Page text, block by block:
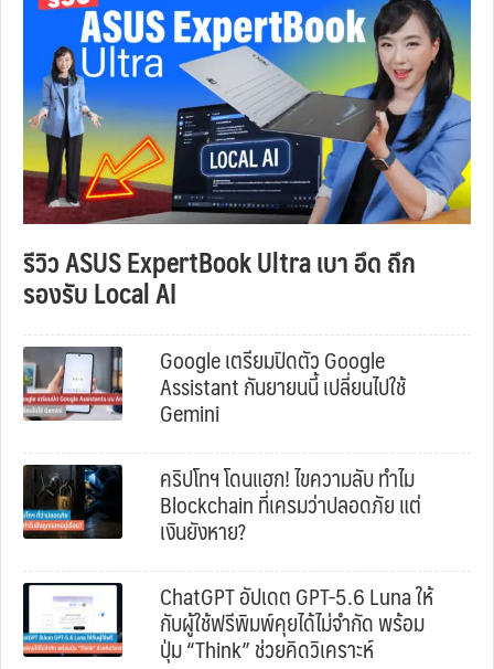
รีวิว ASUS ExpertBook Ultra เบา อึด ถึก
รองรับ Local AI
Google เตรียมปิดตัว Google
Assistant กันยายนนี้ เปลี่ยนไปใช้
Gemini
คริปโทฯ โดนแฮก! ไขความลับ ทำไม
Blockchain ที่เครมว่าปลอดภัย แต่
เงินยังหาย?
ChatGPT อัปเดต GPT-5.6 Luna ให้
กับผู้ใช้ฟรีพิมพ์คุยได้ไม่จำกัด พร้อม
ปุ่ม “Think” ช่วยคิดวิเคราะห์